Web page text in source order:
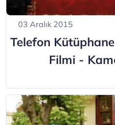
03 Aralık 2015
Telefon
Filmi -